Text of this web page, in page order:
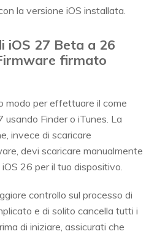
la versione iOS installata.
iOS 27 Beta a 26
firmato
modo per effettuare il come
Finder o iTunes. La
invece di scaricare
devi scaricare manualmente
26 per il tuo dispositivo.
controllo sul processo di
e di solito cancella tutti i
di iniziare, assicurati che